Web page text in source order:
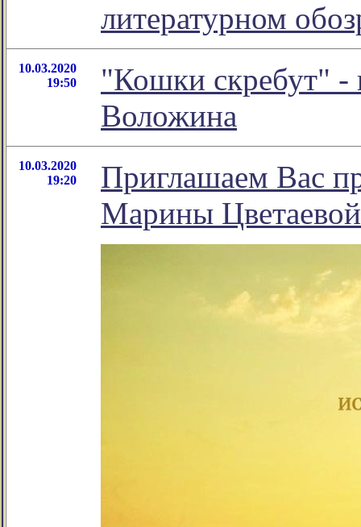
литературном
10.03.2020
19:50
"Кошки скребут" -
Воложина
10.03.2020
19:20
Приглашаем Вас
Марины Цветаевой